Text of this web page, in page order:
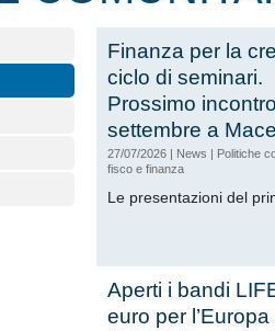
Finanza per la
ciclo di seminari.
Prossimo
settembre a
27/07/2026 | News | Politiche
fisco e finanza
Le presentazioni del
Aperti i bandi
euro per